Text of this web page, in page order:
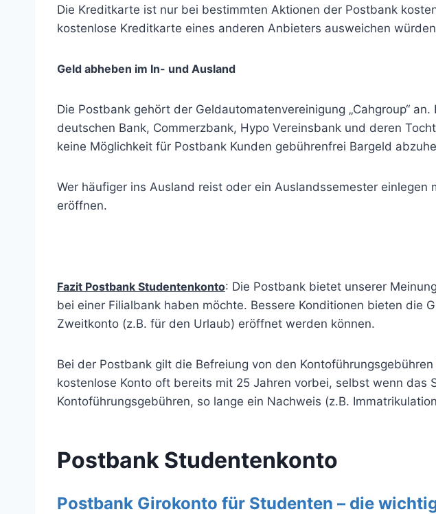
Die Kreditkarte ist nur bei bestimmten Aktionen der Postbank
kostenlose Kreditkarte eines anderen Anbieters ausweichen
Geld abheben im In- und Ausland
Die Postbank gehört der Geldautomatenvereinigung „Cahgroup“
deutschen Bank, Commerzbank, Hypo Vereinsbank und deren
keine Möglichkeit für Postbank Kunden gebührenfrei Bargeld
Wer häufiger ins Ausland reist oder ein Auslandssemester
eröffnen.
Fazit Postbank Studentenkonto: Die Postbank bietet unserer
bei einer Filialbank haben möchte. Bessere Konditionen bieten die
Zweitkonto (z.B. für den Urlaub) eröffnet werden können.
Bei der Postbank gilt die Befreiung von den
kostenlose Konto oft bereits mit 25 Jahren vorbei, selbst wenn
Kontoführungsgebühren, so lange ein Nachweis (z.B.
Postbank Studentenkonto
Postbank Girokonto für Studenten – die